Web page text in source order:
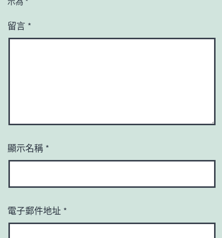
留言 *
顯示名稱 *
電子郵件地址 *